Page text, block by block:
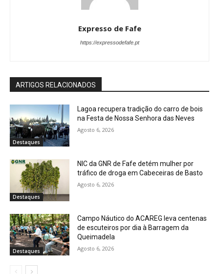
Expresso de Fafe
https://expressodefafe.pt
ARTIGOS RELACIONADOS
Destaques
Lagoa recupera tradição do carro de bois
na Festa de Nossa Senhora das Neves
Agosto 6, 2026
Destaques
NIC da GNR de Fafe detém mulher por
tráfico de droga em Cabeceiras de Basto
Agosto 6, 2026
Destaques
Campo Náutico do ACAREG leva centenas
de escuteiros por dia à Barragem da
Queimadela
Agosto 6, 2026